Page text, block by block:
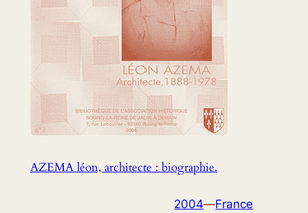
AZEMA léon, architecte : biographie.
2004—France